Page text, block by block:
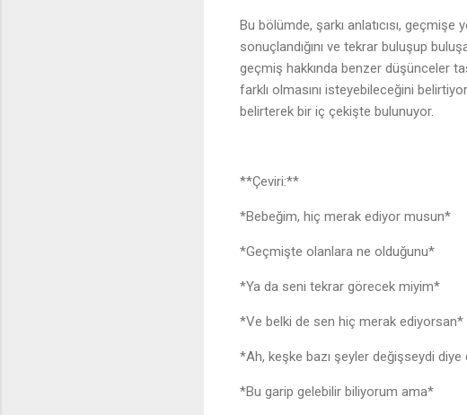
Bu bölümde, şarkı anlatıcısı, geçmişe
sonuçlandığını ve tekrar buluşup
geçmiş hakkında benzer düşünceler
farklı olmasını isteyebileceğini
belirterek bir iç çekişte bulunuyor.
**Çeviri:**
*Bebeğim, hiç merak ediyor musun*
*Geçmişte olanlara ne olduğunu*
*Ya da seni tekrar görecek miyim*
*Ve belki de sen hiç merak ediyorsan*
*Ah, keşke bazı şeyler değişseydi
*Bu garip gelebilir biliyorum ama*